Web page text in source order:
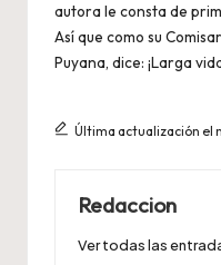
autora le consta de
Así que como su
Puyana, dice: ¡Larga
Última actualización el
Redaccion
Ver todas las